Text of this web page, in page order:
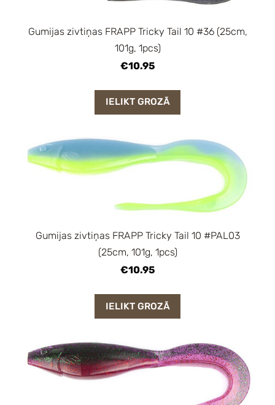
Gumijas zivtiņas FRAPP Tricky Tail 10 #36 (25cm,
101g, 1pcs)
€10.95
IELIKT GROZĀ
Gumijas zivtiņas FRAPP Tricky Tail 10 #PAL03
(25cm, 101g, 1pcs)
€10.95
IELIKT GROZĀ